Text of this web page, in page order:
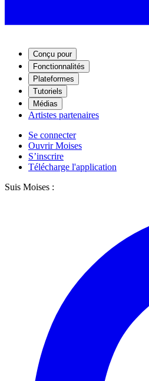
Conçu pour
Fonctionnalités
Plateformes
Tutoriels
Médias
Artistes partenaires
Se connecter
Ouvrir Moises
S’inscrire
Télécharge l'application
Suis Moises :